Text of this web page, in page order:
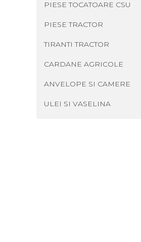
PIESE TOCATOARE CSU
PIESE TRACTOR
TIRANTI TRACTOR
CARDANE AGRICOLE
ANVELOPE SI CAMERE
ULEI SI VASELINA